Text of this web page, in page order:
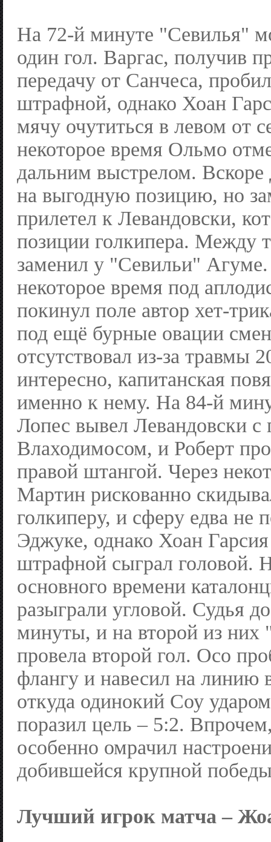
На 72-й минуте "Севилья"
один гол. Варгас, получив
передачу от Санчеса,
штрафной, однако Хоан
мячу очутиться в левом от
некоторое время Ольмо
дальним выстрелом.
на выгодную позицию, но
прилетел к Левандовски,
позиции голкипера. Между
заменил у "Севильи"
некоторое время под
покинул поле автор хет-
под ещё бурные овации
отсутствовал из-за травмы
интересно, капитанская
именно к нему. На 84-й
Лопес вывел Левандовски с
Влаходимосом, и Роберт
правой штангой. Через
Мартин рискованно
голкиперу, и сферу едва не
Эджуке, однако Хоан
штрафной сыграл головой.
основного времени
разыграли угловой. Судья
минуты, и на второй из них
провела второй гол. Осо
флангу и навесил на линию
откуда одинокий Соу
поразил цель – 5:2.
особенно омрачил
добившейся крупной
Лучший игрок матча –